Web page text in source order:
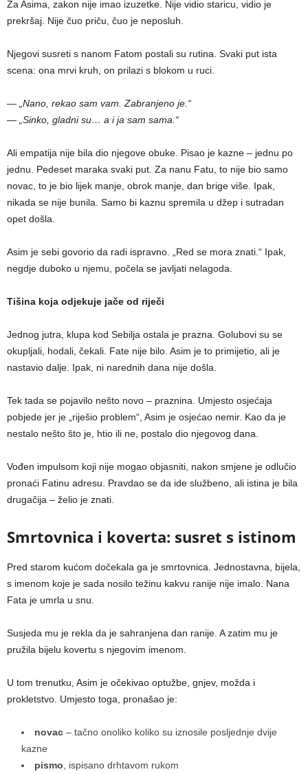
Za Asima, zakon nije imao izuzetke. Nije vidio staricu, vidio je
prekršaj. Nije čuo priču, čuo je neposluh.
Njegovi susreti s nanom Fatom postali su rutina. Svaki put ista
scena: ona mrvi kruh, on prilazi s blokom u ruci.
— „Nano, rekao sam vam. Zabranjeno je.“
— „Sinko, gladni su… a i ja sam sama.“
Ali empatija nije bila dio njegove obuke. Pisao je kazne – jednu po
jednu. Pedeset maraka svaki put. Za nanu Fatu, to nije bio samo
novac, to je bio lijek manje, obrok manje, dan brige više. Ipak,
nikada se nije bunila. Samo bi kaznu spremila u džep i sutradan
opet došla.
Asim je sebi govorio da radi ispravno. „Red se mora znati.“ Ipak,
negdje duboko u njemu, počela se javljati nelagoda.
Tišina koja odjekuje jače od riječi
Jednog jutra, klupa kod Sebilja ostala je prazna. Golubovi su se
okupljali, hodali, čekali. Fate nije bilo. Asim je to primijetio, ali je
nastavio dalje. Ipak, ni narednih dana nije došla.
Tek tada se pojavilo nešto novo – praznina. Umjesto osjećaja
pobjede jer je „riješio problem“, Asim je osjećao nemir. Kao da je
nestalo nešto što je, htio ili ne, postalo dio njegovog dana.
Vođen impulsom koji nije mogao objasniti, nakon smjene je odlučio
pronaći Fatinu adresu. Pravdao se da ide službeno, ali istina je bila
drugačija – želio je znati.
Smrtovnica i koverta: susret s istinom
Pred starom kućom dočekala ga je smrtovnica. Jednostavna, bijela,
s imenom koje je sada nosilo težinu kakvu ranije nije imalo. Nana
Fata je umrla u snu.
Susjeda mu je rekla da je sahranjena dan ranije. A zatim mu je
pružila bijelu kovertu s njegovim imenom.
U tom trenutku, Asim je očekivao optužbe, gnjev, možda i
prokletstvo. Umjesto toga, pronašao je:
novac – tačno onoliko koliko su iznosile posljednje dvije
kazne
pismo , ispisano drhtavom rukom